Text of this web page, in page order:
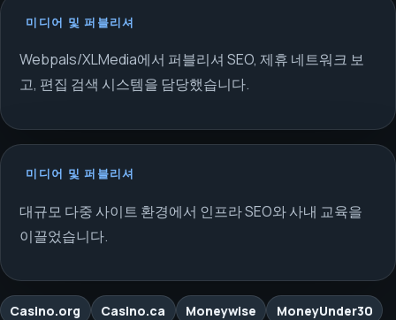
미디어 및 퍼블리셔
Webpals/XLMedia에서 퍼블리셔 SEO, 제휴 네트워크 보
고, 편집 검색 시스템을 담당했습니다.
미디어 및 퍼블리셔
대규모 다중 사이트 환경에서 인프라 SEO와 사내 교육을
이끌었습니다.
Casino.org Casino.ca Moneywise
MoneyUnder30